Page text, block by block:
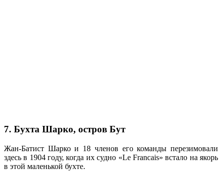
7. Бухта Шарко, остров Бут
Жан-Батист Шарко и 18 членов его команды перезимовали
здесь в 1904 году, когда их судно «Le Francais» встало на якорь
в этой маленькой бухте.